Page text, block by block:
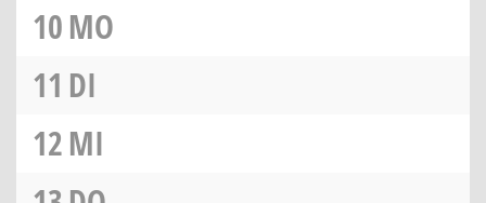
10MO
11 DI
12MI